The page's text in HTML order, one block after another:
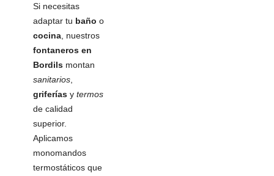
Si necesitas
adaptar tu baño o
cocina , nuestros
fontaneros en
Bordils montan
sanitarios
griferías y termos
de calidad
superior.
Aplicamos
monomandos
termostáticos que